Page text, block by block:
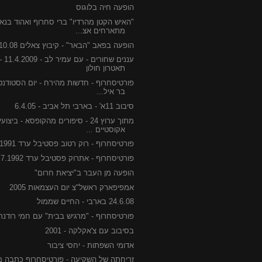
הופעה חיה בלוגוס
"האיש הקטן מהרדיו" ברי סחרוף ואהוד
מתארחים אצ...
הופעה בפאב "הבאר" - קיבוץ צאלים 23.10.08
עננים שחורים - עם עמיר לב - 11.4.2009 -
תאטרון חולון
פורטיסחרוף - חדשות מהירח - יום
בר איל...
סיבוב 11א' - בארבי תל אביב - 6.4.05
מתוך ערוץ 24 - סיפורים מהקופסא -
אקוסטיים ...
פורטיסחרוף - רוק רטוב פסטיבל ערד 18.7.1991
פורטיסחרוף - אתרוק פסטיבל ערד 14.7.1992
הופעה מן העבר ב"יציאת חרום"
אמפיפארק ראשל"צ יום העצמאות 2005
24.6.08 בארבי - החיים שממול
פורטיסחרוף - "מרגיש בבית" עם חמי
בסיבוב עם צ'אקלקה - 2001
אדומי השפתות - יחסי ציבור
זריחתה של השקיעה - פורטיסחרוף כתבה